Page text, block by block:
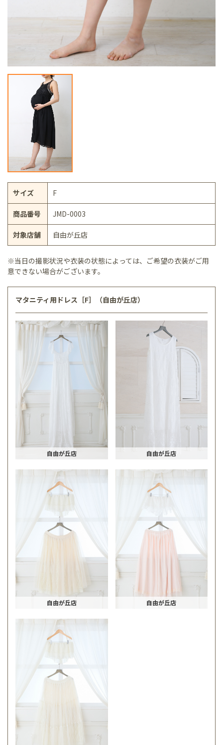
サイズ F
商品番号 JMD-0003
対象店舗 自由が丘店
※当日の撮影状況や衣装の状態によっては、ご希望の衣装がご用
意できない場合がございます。
マタニティ用ドレス［F］（自由が丘店）
自由が丘店 自由が丘店
自由が丘店 自由が丘店